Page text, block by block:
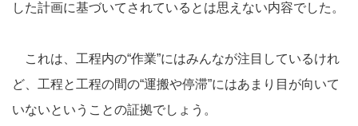
した計画に基づいてされているとは思えない内容でした。
これは、工程内の“作業”にはみんなが注目しているけれ
ど、工程と工程の間の“運搬や停滞”にはあまり目が向いて
いないということの証拠でしょう。